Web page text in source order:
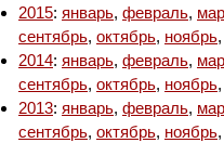
2015: январь, февраль,
сентябрь, октябрь, ноябрь
2014: январь, февраль,
сентябрь, октябрь, ноябрь
2013: январь, февраль,
сентябрь, октябрь, ноябрь